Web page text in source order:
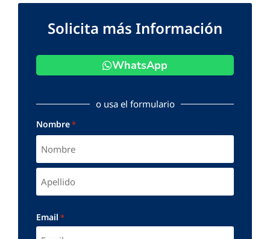
Solicita más Información
WhatsApp
o usa el formulario
Nombre*
Email *